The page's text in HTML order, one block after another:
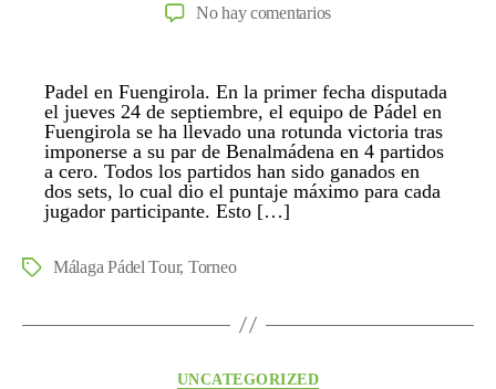
No hay comentariosen
para
nuestro
equipo
en
Málaga
Padel en Fuengirola. En la primer fecha disputada
el jueves 24 de septiembre, el equipo de Pádel en
Fuengirola se ha llevado una rotunda victoria tras
imponerse a su par de Benalmádena en 4 partidos
a cero. Todos los partidos han sido ganados en
dos sets, lo cual dio el puntaje máximo para cada
jugador participante. Esto […]
EtiquetasMálaga Pádel Tour, Torneo
Categorías
UNCATEGORIZED